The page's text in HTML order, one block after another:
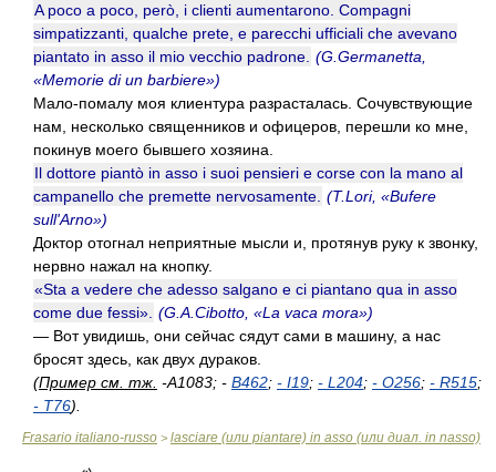
A poco a poco, però, i clienti aumentarono. Compagni
simpatizzanti, qualche prete, e parecchi ufficiali che avevano
piantato in asso il mio vecchio padrone. (G.Germanetta,
«Memorie di un barbiere»)
Мало-помалу моя клиентура разрасталась. Сочувствующие
нам, несколько священников и офицеров, перешли ко мне,
покинув моего бывшего хозяина.
Il dottore piantò in asso i suoi pensieri e corse con la mano al
campanello che premette nervosamente. (T.Lori, «Bufere
sull'Arno»)
Доктор отогнал неприятные мысли и, протянув руку к звонку,
нервно нажал на кнопку.
«Sta a vedere che adesso salgano e ci piantano qua in asso
come due fessi». (G.A.Cibotto, «La vaca mora»)
— Вот увидишь, они сейчас сядут сами в машину, а нас
бросят здесь, как двух дураков.
(Пример см. тж. -A1083; - B462; - I19; - L204; - O256; - R515;
- T76).
Frasario italiano-russo > lasciare (или piantare) in asso (или диал. in nasso)